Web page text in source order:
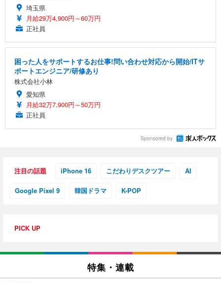
埼玉県
月給29万4,900円～60万円
正社員
困った人をサポートするお仕事!問い合わせ対応から開始/ITサ
ポートエンジニア/研修あり
株式会社小林
愛知県
月給32万7,900円～50万円
正社員
Sponsored by
注目の話題 iPhone 16 こだわりデスクツアー AI
Google Pixel 9 韓国ドラマ K-POP
PICK UP
特集・連載